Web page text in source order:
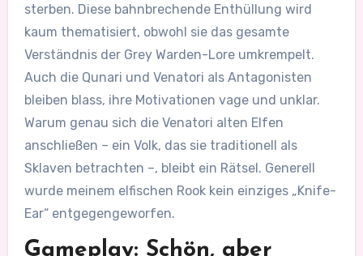
sterben. Diese bahnbrechende Enthüllung wird
kaum thematisiert, obwohl sie das gesamte
Verständnis der Grey Warden-Lore umkrempelt.
Auch die Qunari und Venatori als Antagonisten
bleiben blass, ihre Motivationen vage und unklar.
Warum genau sich die Venatori alten Elfen
anschließen – ein Volk, das sie traditionell als
Sklaven betrachten –, bleibt ein Rätsel. Generell
wurde meinem elfischen Rook kein einziges „Knife-
Ear“ entgegengeworfen.
Gameplay: Schön, aber